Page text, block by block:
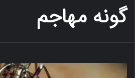
گونه مهاجم